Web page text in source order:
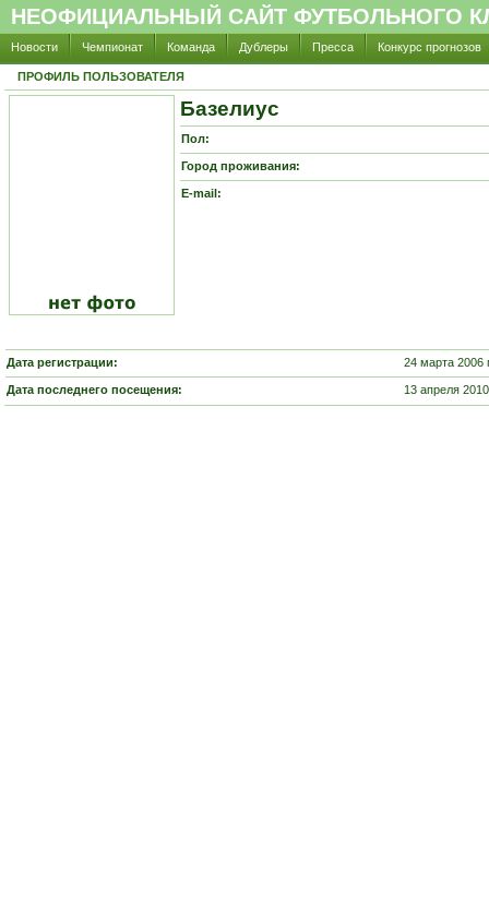
НЕОФИЦИАЛЬНЫЙ САЙТ ФУТБОЛЬНОГО
Новости Чемпионат Команда Дублеры Пресса Конкурс прогнозов
ПРОФИЛЬ ПОЛЬЗОВАТЕЛЯ
Базелиус
Пол:
Город проживания:
E-mail:
Дата регистрации: 24 марта 2006
Дата последнего посещения: 13 апреля